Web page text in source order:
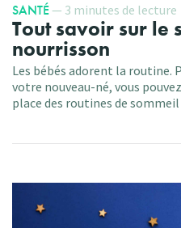
SANTÉ— 3 minutes de lecture
Tout savoir sur le
nourrisson
Les bébés adorent la routine.
votre nouveau-né, vous
place des routines de